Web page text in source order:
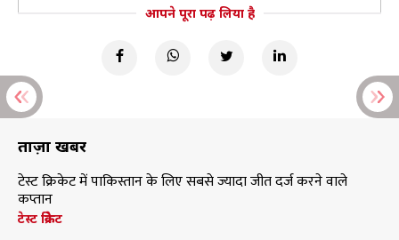
आपने पूरा पढ़ लिया है
ताज़ा खबरें
टेस्ट क्रिकेट में पाकिस्तान के लिए सबसे ज्यादा जीत दर्ज करने वाले
कप्तान
टेस्ट क्रिकेट